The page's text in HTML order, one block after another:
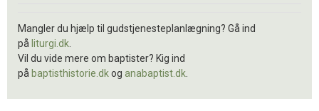
Mangler du hjælp til gudstjenesteplanlægning? Gå ind
på liturgi.dk
Vil du vide mere om baptister? Kig ind
på baptisthistorie.dkog anabaptist.dk